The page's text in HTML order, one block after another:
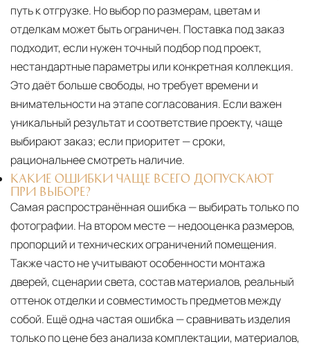
путь к отгрузке. Но выбор по размерам, цветам и
отделкам может быть ограничен. Поставка под заказ
подходит, если нужен точный подбор под проект,
нестандартные параметры или конкретная коллекция.
Это даёт больше свободы, но требует времени и
внимательности на этапе согласования. Если важен
уникальный результат и соответствие проекту, чаще
выбирают заказ; если приоритет — сроки,
рациональнее смотреть наличие.
КАКИЕ ОШИБКИ ЧАЩЕ ВСЕГО ДОПУСКАЮТ
ПРИ ВЫБОРЕ?
Самая распространённая ошибка — выбирать только по
фотографии. На втором месте — недооценка размеров,
пропорций и технических ограничений помещения.
Также часто не учитывают особенности монтажа
дверей, сценарии света, состав материалов, реальный
оттенок отделки и совместимость предметов между
собой. Ещё одна частая ошибка — сравнивать изделия
только по цене без анализа комплектации, материалов,